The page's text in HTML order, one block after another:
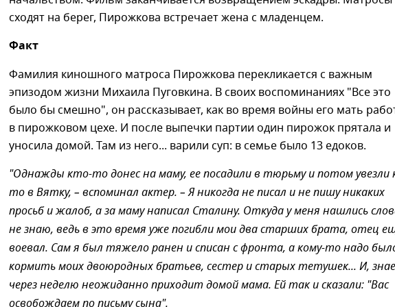
сходят на берег, Пирожкова встречает жена с младенцем.
Факт
Фамилия киношного матроса Пирожкова перекликается с важным
эпизодом жизни Михаила Пуговкина. В своих воспоминаниях "Все это
было бы смешно", он рассказывает, как во время войны его мать
в пирожковом цехе. И после выпечки партии один пирожок прятала и
уносила домой. Там из него... варили суп: в семье было 13 едоков.
"Однажды кто-то донес на маму, ее посадили в тюрьму и потом увезли
то в Вятку, – вспоминал актер. – Я никогда не писал и не пишу никаких
просьб и жалоб, а за маму написал Сталину. Откуда у меня нашлись
не знаю, ведь в это время уже погибли мои два старших брата, отец
воевал. Сам я был тяжело ранен и списан с фронта, а кому-то надо
кормить моих двоюродных братьев, сестер и старых тетушек... И,
через неделю неожиданно приходит домой мама. Ей так и сказали: "Вас